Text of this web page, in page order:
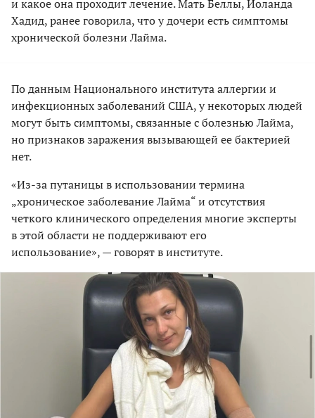
и какое она проходит лечение. Мать Беллы, Иоланда
Хадид, ранее говорила, что у дочери есть симптомы
хронической болезни Лайма.
По данным Национального института аллергии и
инфекционных заболеваний США, у некоторых людей
могут быть симптомы, связанные с болезнью Лайма,
но признаков заражения вызывающей ее бактерией
нет.
«Из-за путаницы в использовании термина
„хроническое заболевание Лайма“ и отсутствия
четкого клинического определения многие эксперты
в этой области не поддерживают его
использование», — говорят в институте.